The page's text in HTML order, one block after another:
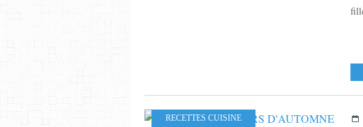
RECETTES CUISINE